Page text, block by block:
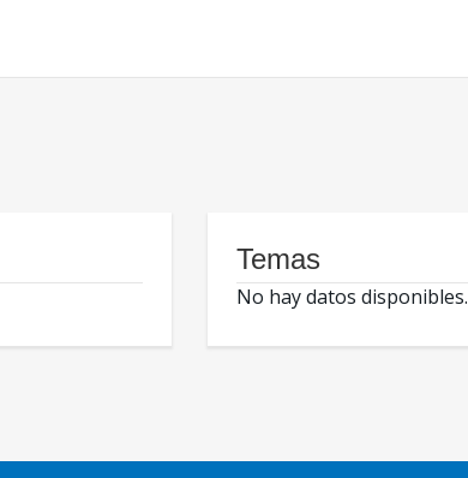
Temas
No hay datos disponibles.